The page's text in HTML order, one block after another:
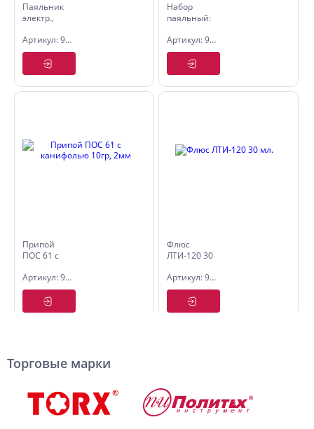
Паяльник
электр.,
ручка,
100Вт,
жало
Ф8мм
Артикул: 9054508
Набор
паяльный:
ABS) +
подставка
+ набор
жал, 30 Вт,
220 В,
Артикул: 9054575
Припой
ПОС 61 с
канифолью
10гр, 2мм Артикул: 9054611
Флюс
ЛТИ-120 30
Артикул: 9054626
Торговые марки